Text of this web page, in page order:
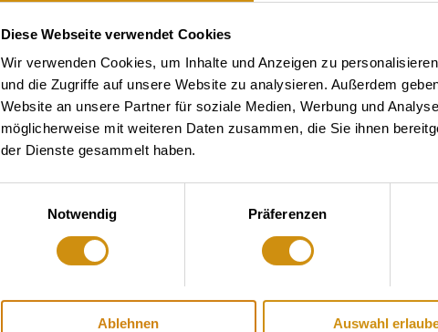
Diese Webseite verwendet Cookies
Wir verwenden Cookies, um Inhalte und Anzeigen zu
und die Zugriffe auf unsere Website zu analysieren. Außerdem
Website an unsere Partner für soziale Medien, Werbung und
möglicherweise mit weiteren Daten zusammen, die Sie ihnen
der Dienste gesammelt haben.
Notwendig
Präferenzen
Ablehnen Auswahl